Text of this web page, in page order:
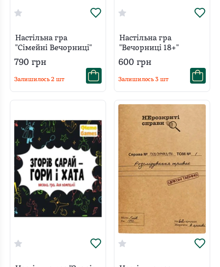
Настільна гра
"Сімейні Вечорниці"
790 грн
Залишилось 2 шт
Настільна гра
"Вечорниці 18+"
600 грн
Залишилось 3 шт